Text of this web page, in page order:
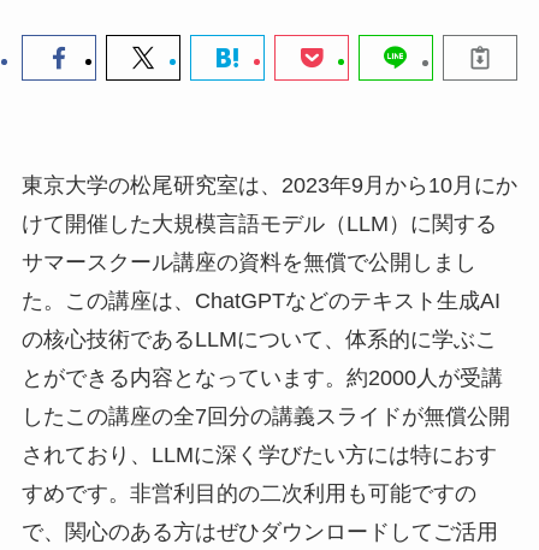
東京大学の松尾研究室は、2023年9月から10月にか
けて開催した大規模言語モデル（LLM）に関する
サマースクール講座の資料を無償で公開しまし
た。この講座は、ChatGPTなどのテキスト生成AI
の核心技術であるLLMについて、体系的に学ぶこ
とができる内容となっています。約2000人が受講
したこの講座の全7回分の講義スライドが無償公開
されており、LLMに深く学びたい方には特におす
すめです。非営利目的の二次利用も可能ですの
で、関心のある方はぜひダウンロードしてご活用